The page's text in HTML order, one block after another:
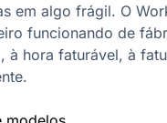
em algo frágil. O
funcionando de
à hora faturável, à